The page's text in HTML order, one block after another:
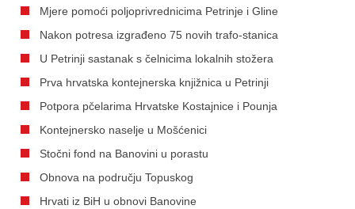
Mjere pomoći poljoprivrednicima Petrinje i Gline
Nakon potresa izgrađeno 75 novih trafo-stanica
U Petrinji sastanak s čelnicima lokalnih stožera
Prva hrvatska kontejnerska knjižnica u Petrinji
Potpora pčelarima Hrvatske Kostajnice i Pounja
Kontejnersko naselje u Mošćenici
Stočni fond na Banovini u porastu
Obnova na području Topuskog
Hrvati iz BiH u obnovi Banovine